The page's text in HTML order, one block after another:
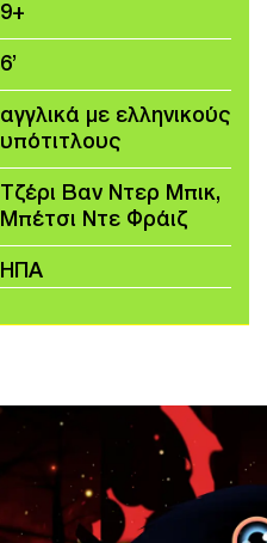
9+
6’
αγγλικά με ελληνικούς
υπότιτλους
Τζέρι Βαν Ντερ Μπικ,
Μπέτσι Ντε Φράιζ
ΗΠΑ